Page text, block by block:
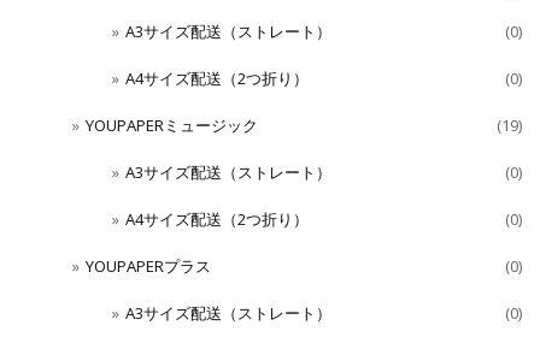
A3サイズ配送（ストレート） (0)
A4サイズ配送（2つ折り） (0)
YOUPAPERミュージック (19)
A3サイズ配送（ストレート） (0)
A4サイズ配送（2つ折り） (0)
YOUPAPERプラス (0)
A3サイズ配送（ストレート） (0)